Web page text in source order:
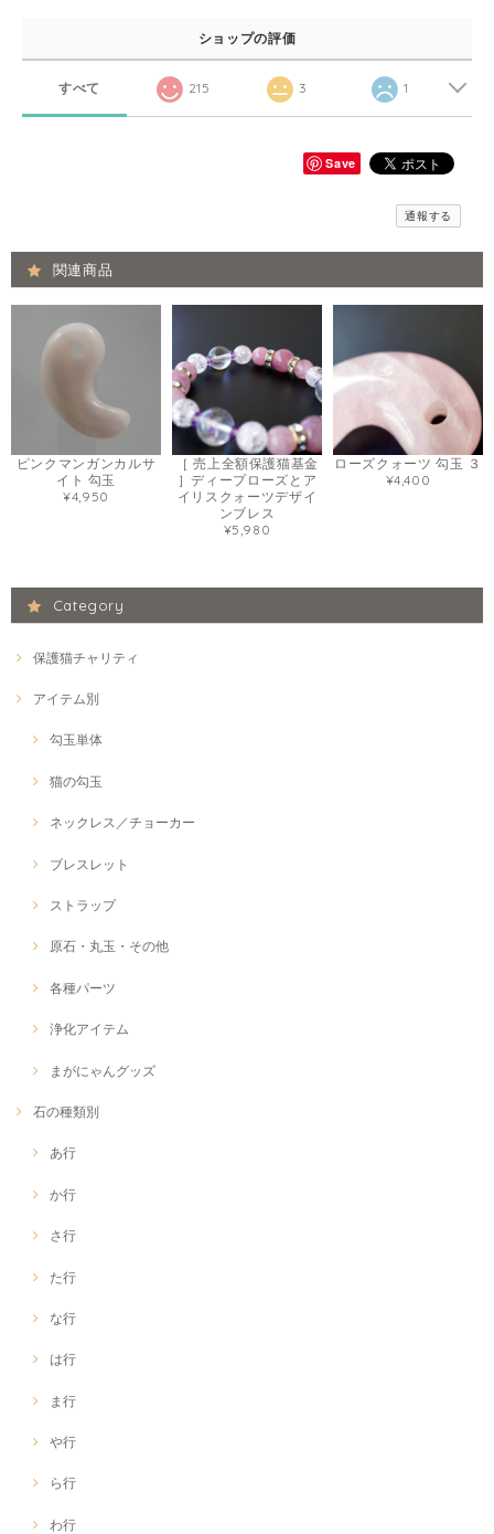
ショップの評価
すべて 215 3 1
Save
通報する
関連商品
ピンクマンガンカルサ
イト 勾玉
¥4,950
［ 売上全額保護猫基金
］ディープローズとア
イリスクォーツデザイ
ンブレス
¥5,980
ローズクォーツ 勾玉 ３
¥4,400
Category
保護猫チャリティ
アイテム別
勾玉単体
猫の勾玉
ネックレス／チョーカー
ブレスレット
ストラップ
原石・丸玉・その他
各種パーツ
浄化アイテム
まがにゃんグッズ
石の種類別
あ行
か行
さ行
た行
な行
は行
ま行
や行
ら行
わ行